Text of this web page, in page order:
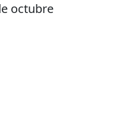
octubre